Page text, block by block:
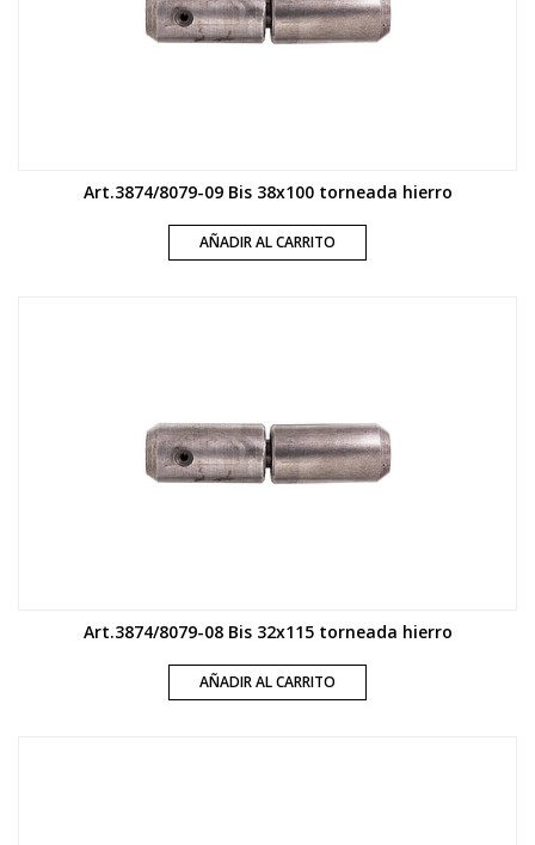
Art.3874/8079-09 Bis 38x100 torneada hierro
AÑADIR AL CARRITO
Art.3874/8079-08 Bis 32x115 torneada hierro
AÑADIR AL CARRITO